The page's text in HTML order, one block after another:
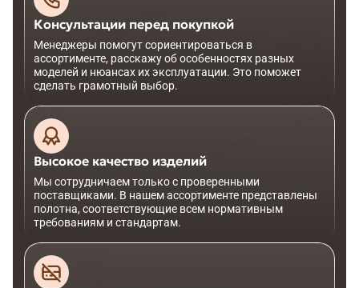
Консультации перед покупкой
Менеджеры помогут сориентироваться в
ассортименте, расскажу об особенностях разных
моделей и нюансах их эксплуатации. Это поможет
сделать грамотный выбор.
Высокое качество изделий
Мы сотрудничаем только с проверенными
поставщиками. В нашем ассортименте представлены
полотна, соответствующие всем нормативным
требованиям и стандартам.